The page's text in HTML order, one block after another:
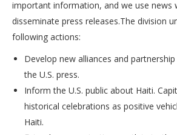
important information, and we use news
disseminate press releases.The division
following actions:
Develop new alliances and
the U.S. press.
Inform the U.S. public about Haiti.
historical celebrations as positive
Haiti.